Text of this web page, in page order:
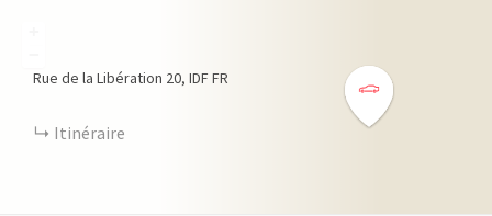
Rue de la Libération 20 IDF FR
Itinéraire